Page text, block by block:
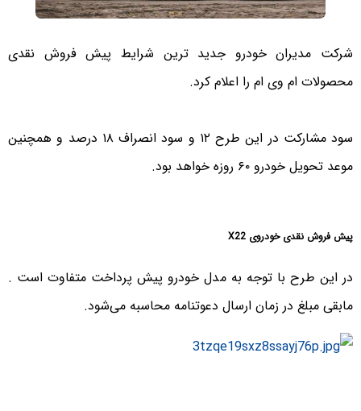
شرکت مدیران خودرو جدید ترین شرایط پیش فروش نقدی
محصولات ام وی ام را اعلام کرد.
سود مشارکت در این طرح ۱۲ و سود انصراف ۱۸ درصد و همچنین
موعد تحویل خودرو ۶۰ روزه خواهد بود.
پیش فروش نقدی خودروی X22
در این طرح با توجه به مدل خودرو پیش پرداخت متفاوت است .
مابقی مبلغ در زمان ارسال دعوتنامه محاسبه می‌شود.